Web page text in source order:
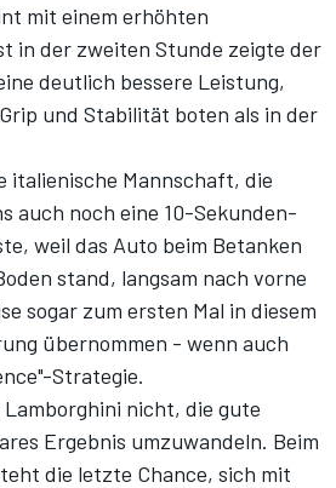
mit einem erhöhten
in der zweiten Stunde zeigte der
deutlich bessere Leistung,
und Stabilität boten als in der
italienische Mannschaft, die
auch noch eine 10-Sekunden-
weil das Auto beim Betanken
stand, langsam nach vorne
sogar zum ersten Mal in diesem
übernommen - wenn auch
Strategie.
nicht, die gute
Ergebnis umzuwandeln. Beim
die letzte Chance, sich mit